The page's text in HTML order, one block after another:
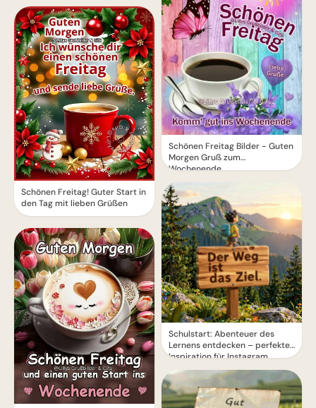
Schönen Freitag! Guter Start in
den Tag mit lieben Grüßen
Schönen Freitag Bilder - Guten
Morgen Gruß zum
Wochenende
Schulstart: Abenteuer des
Lernens entdecken – perfekte
Inspiration für Instagram